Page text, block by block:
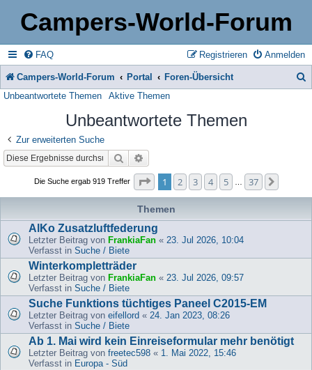
Campers-World-Forum
FAQ Anmelden
Registrieren
Campers-World-Forum Portal Foren-Übersicht
Unbeantwortete Themen Aktive Themen
Unbeantwortete Themen
Zur erweiterten Suche
Suche
Die Suche ergab 919 Treffer Seite von
1 2 3 4 5 37
Themen
AlKo Zusatzluftfederung
Letzter Beitrag von FrankiaFan « 23. Jul 2026, 10:04
Verfasst in Suche / Biete
Winterkompletträder
Letzter Beitrag von FrankiaFan « 23. Jul 2026, 09:57
Verfasst in Suche / Biete
Suche Funktions tüchtiges Paneel C2015-EM
Letzter Beitrag von eifellord « 24. Jan 2023, 08:26
Verfasst in Suche / Biete
Ab 1. Mai wird kein Einreiseformular mehr benötigt
Letzter Beitrag von freetec598 « 1. Mai 2022, 15:46
Verfasst in Europa - Süd